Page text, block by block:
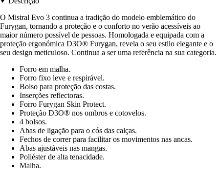
O Mistral Evo 3 continua a tradição do modelo emblemático do
Furygan, tornando a proteção e o conforto no verão acessíveis ao
maior número possível de pessoas. Homologada e equipada com a
proteção ergonómica D3O® Furygan, revela o seu estilo elegante e o
seu design meticuloso. Continua a ser uma referência na sua categoria.
Forro em malha.
Forro fixo leve e respirável.
Bolso para proteção das costas.
Inserções reflectoras.
Forro Furygan Skin Protect.
Proteção D3O® nos ombros e cotovelos.
4 bolsos.
Abas de ligação para o cós das calças.
Fechos de correr para facilitar os movimentos nas ancas.
Abas ajustáveis nas mangas.
Poliéster de alta tenacidade.
Malha.